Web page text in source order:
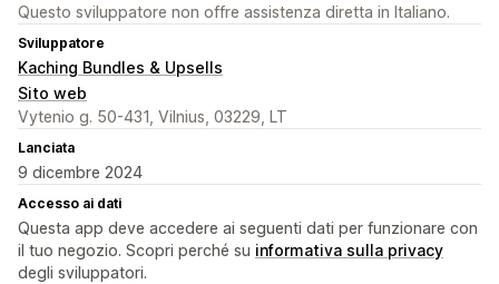
Questo sviluppatore non offre assistenza diretta in Italiano.
Sviluppatore
Kaching Bundles & Upsells
Sito web
Vytenio g. 50-431, Vilnius, 03229, LT
Lanciata
9 dicembre 2024
Accesso ai dati
Questa app deve accedere ai seguenti dati per funzionare con
il tuo negozio. Scopri perché su informativa sulla privacy
degli sviluppatori.